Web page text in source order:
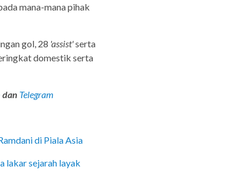
mana-mana pihak
gol, 28 'assist'serta
domestik serta
dan Telegram
di Piala Asia
lakar sejarah layak